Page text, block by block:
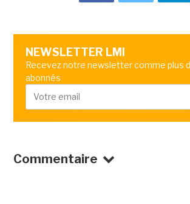
NEWSLETTER LMI
Recevez notre newsletter comme plus
abonnés
Commentaire